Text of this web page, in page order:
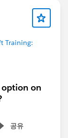
Training:
on
공유
menu